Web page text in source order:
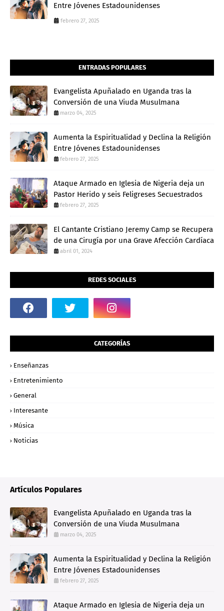
Entre Jóvenes Estadounidenses
febrero 27, 2025
ENTRADAS POPULARES
Evangelista Apuñalado en Uganda tras la
Conversión de una Viuda Musulmana
marzo 04, 2025
Aumenta la Espiritualidad y Declina la Religión
Entre Jóvenes Estadounidenses
febrero 27, 2025
Ataque Armado en Iglesia de Nigeria deja un
Pastor Herido y seis Feligreses Secuestrados
febrero 27, 2025
El Cantante Cristiano Jeremy Camp se Recupera
de una Cirugía por una Grave Afección Cardíaca
abril 01, 2024
REDES SOCIALES
CATEGORÍAS
Enseñanzas
Entretenimiento
General
Interesante
Música
Noticias
Artículos Populares
Evangelista Apuñalado en Uganda tras la
Conversión de una Viuda Musulmana
marzo 04, 2025
Aumenta la Espiritualidad y Declina la Religión
Entre Jóvenes Estadounidenses
febrero 27, 2025
Ataque Armado en Iglesia de Nigeria deja un